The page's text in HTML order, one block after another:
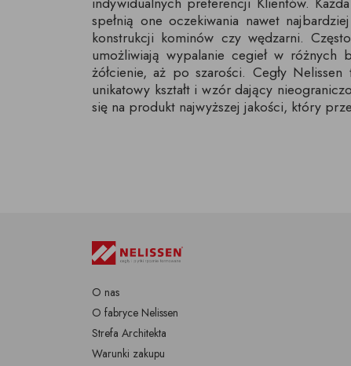
spełnią one oczekiwania nawet
konstrukcji kominów czy wędzarni.
umożliwiają wypalanie cegieł w
żółcienie, aż po szarości. Cegły
unikatowy kształt i wzór dający
się na produkt najwyższej jakości, który
O nas
O fabryce Nelissen
Strefa Architekta
Warunki zakupu